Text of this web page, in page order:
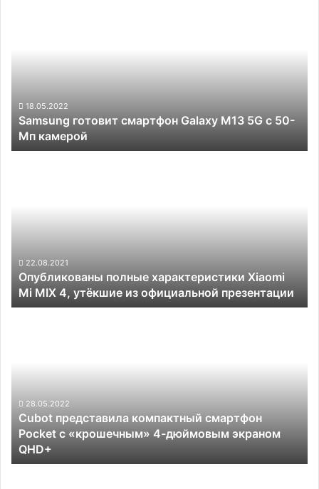
50-
Мп
камерой
18.05.2022
Samsung готовит смартфон Galaxy M13 5G с 50-
Мп камерой
утёкшие
из
официальной
презентации
22.08.2021
Опубликованы полные характеристики Xiaomi
Mi MIX 4, утёкшие из официальной презентации
«крошечным»
4-
дюймовым
экраном
QHD+
28.05.2022
Cubot представила компактный смартфон
Pocket с «крошечным» 4-дюймовым экраном
QHD+